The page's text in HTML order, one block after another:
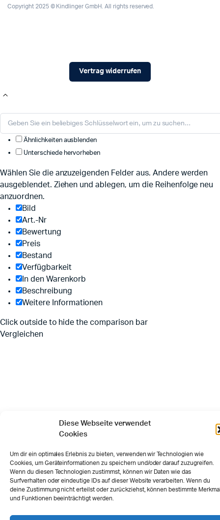
Diese Webseite verwendet
Cookies
Um dir ein optimales Erlebnis zu bieten, verwenden wir Technologien wie
Cookies, um Geräteinformationen zu speichern und/oder darauf zuzugreifen.
Wenn du diesen Technologien zustimmst, können wir Daten wie das
Surfverhalten oder eindeutige IDs auf dieser Website verarbeiten. Wenn du
deine Zustimmung nicht erteilst oder zurückziehst, können bestimmte
und Funktionen beeinträchtigt werden.
Copyright 2025 © Kindlinger GmbH. All rights reserved.
Vertrag widerrufen
Ähnlichkeiten ausblenden
Unterschiede hervorheben
Wählen Sie die anzuzeigenden Felder aus. Andere werden
ausgeblendet. Ziehen und ablegen, um die Reihenfolge neu
anzuordnen.
Bild
Art.-Nr
Bewertung
Preis
Bestand
Verfügbarkeit
In den Warenkorb
Beschreibung
Weitere Informationen
Click outside to hide the comparison bar
Vergleichen